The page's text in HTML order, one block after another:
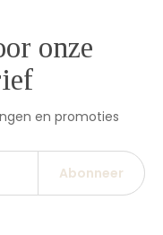
onze
en promoties
Abonneer